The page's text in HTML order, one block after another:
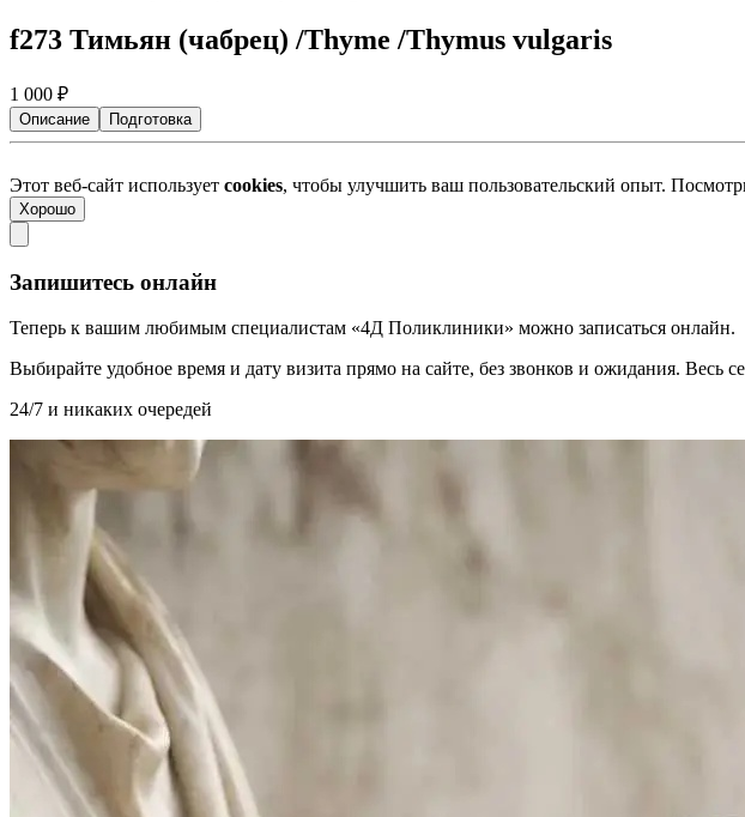
f273 Тимьян (чабрец) /Thyme /Thymus vulgaris
1 000 ₽
Описание Подготовка
Этот веб-сайт использует cookies, чтобы улучшить ваш пользовательский опыт.
Хорошо
Запишитесь онлайн
Теперь к вашим любимым специалистам «4Д Поликлиники» можно записаться онлайн.
Выбирайте удобное время и дату визита прямо на сайте, без звонков и ожидания. Весь
24/7 и никаких очередей